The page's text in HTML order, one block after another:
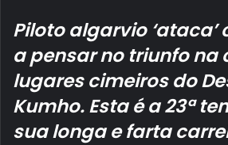
Piloto algarvio
a pensar no triunfo na
lugares cimeiros do
Kumho. Esta é a 23ª
sua longa e farta